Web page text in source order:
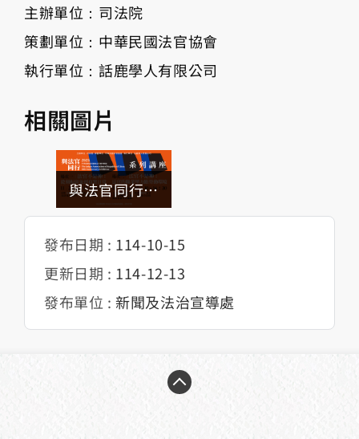
主辦單位：司法院
策劃單位：中華民國法官協會
執行單位：話鹿學人有限公司
相關圖片
與法官同行講
座
發布日期 : 114-10-15
更新日期 : 114-12-13
發布單位 :新聞及法治宣導處